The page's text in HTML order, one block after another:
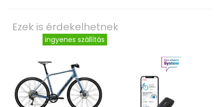
Ezek is érdekelhetnek
ingyenes szállítás